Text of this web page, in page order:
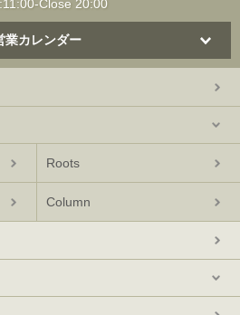
Close 20:00
業カレンダー
Roots
Column